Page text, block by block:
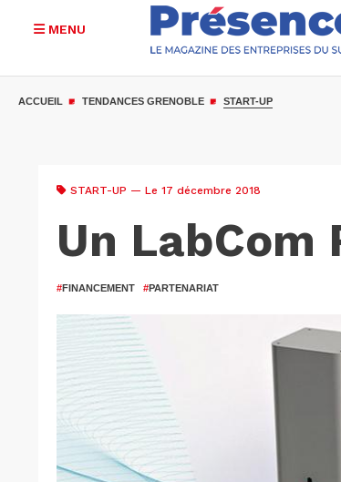
MENU
ACCUEIL TENDANCES GRENOBLE START-UP
START-UP — Le 17 décembre 2018
Un LabCom
#FINANCEMENT #PARTENARIAT